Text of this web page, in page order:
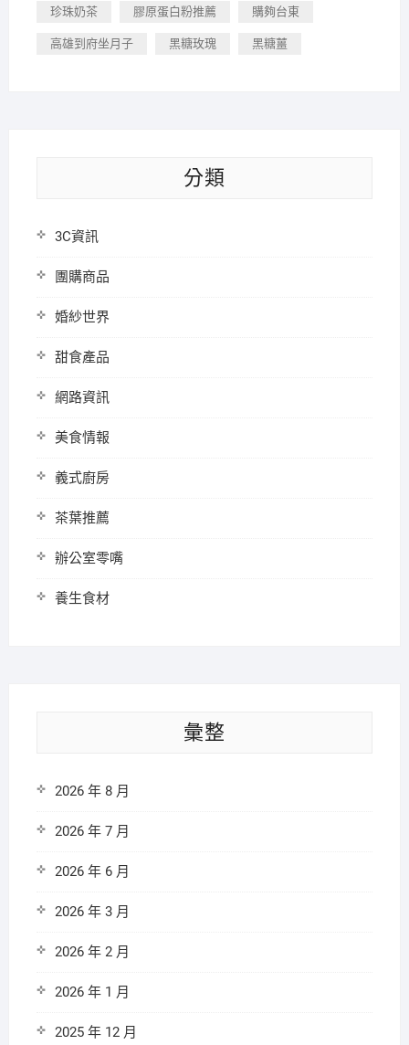
珍珠奶茶 膠原蛋白粉推薦 購夠台東
高雄到府坐月子 黑糖玫瑰 黑糖薑
分類
3C資訊
團購商品
婚紗世界
甜食產品
網路資訊
美食情報
義式廚房
茶葉推薦
辦公室零嘴
養生食材
彙整
2026 年 8 月
2026 年 7 月
2026 年 6 月
2026 年 3 月
2026 年 2 月
2026 年 1 月
2025 年 12 月